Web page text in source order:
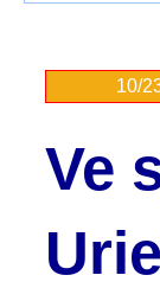
10/
Ve